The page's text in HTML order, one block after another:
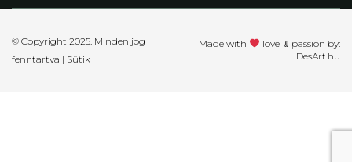
Made with
love ﹠passion by:
DesArt.hu
© Copyright 2025. Minden jog
fenntartva | Sütik